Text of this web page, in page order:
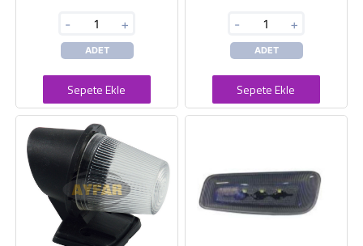
- +
ADET
Sepete Ekle
- +
ADET
Sepete Ekle